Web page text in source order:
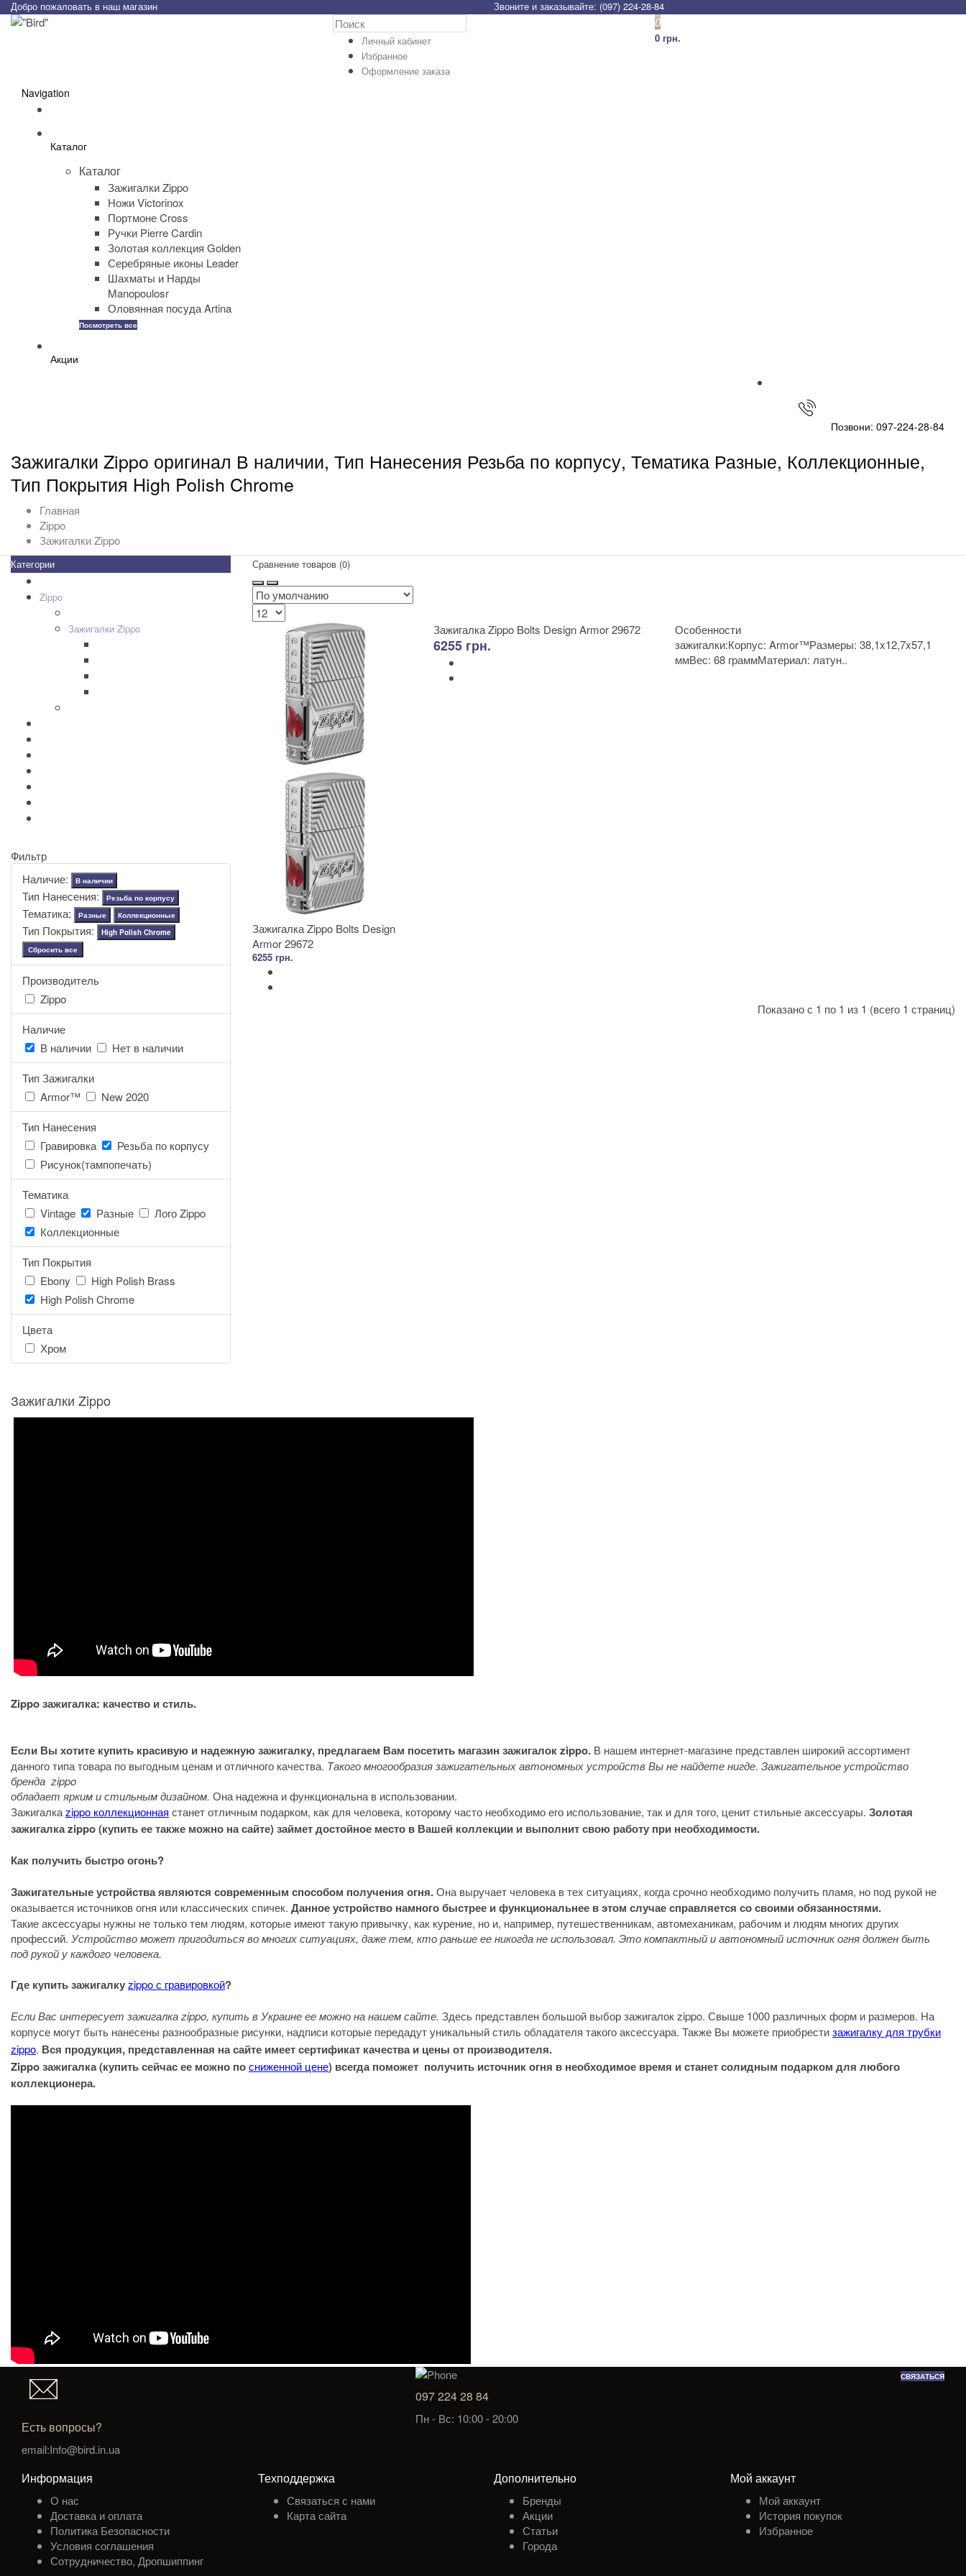
Добро пожаловать в наш магазин Звоните и заказывайте: (097) 224-28-84
Личный кабинет
Избранное
Оформление заказа
0
0 грн.
Navigation
Каталог
Каталог
Зажигалки Zippo
Ножи Victorinox
Портмоне Cross
Ручки Pierre Cardin
Золотая коллекция Golden
Серебряные иконы Leader
Шахматы и Нарды
Manopoulosr
Оловянная посуда Artina
Посмотреть все
Акции
Позвони: 097-224-28-84
Зажигалки Zippo оригинал В наличии, Тип Нанесения Резьба по корпусу, Тематика Разные, Коллекционные,
Тип Покрытия High Polish Chrome
Главная
Zippo
Зажигалки Zippo
Категории
Zippo
Зажигалки Zippo
Фильтр
Наличие:
В наличии
Тип Нанесения: Резьба по корпусу
Тематика: Разные Коллекционные
Тип Покрытия:
High Polish Chrome
Сбросить все
Производитель
Zippo
Наличие
В наличии
Нет в наличии
Тип Зажигалки
Armor™
New 2020
Тип Нанесения
Гравировка
Резьба по корпусу
Рисунок(тампопечать)
Тематика
Vintage
Разные
Лого Zippo
Коллекционные
Тип Покрытия
Ebony
High Polish Brass
High Polish Chrome
Цвета
Хром
Сравнение товаров (0)
Зажигалка Zippo Bolts Design Armor 29672
6255 грн.
Особенности
зажигалки:Корпус: Armor™Размеры: 38,1x12,7x57,1
ммВес: 68 граммМатериал: латун..
Зажигалка Zippo Bolts Design
Armor 29672
6255 грн.
Показано с 1 по 1 из 1 (всего 1 страниц)
Зажигалки Zippo
Zippo зажигалка: качество и стиль.
Если Вы хотите купить красивую и надежную зажигалку, предлагаем Вам посетить магазин зажигалок zippo. В нашем интернет-магазине представлен широкий ассортимент
данного типа товара по выгодным ценам и отличного качества. Такого многообразия зажигательных автономных устройств Вы не найдете нигде. Зажигательное устройство
бренда zippo
обладает ярким и стильным дизайном. Она надежна и функциональна в использовании.
Зажигалкаzippo коллекционная станет отличным подарком, как для человека, которому часто необходимо его использование, так и для того, ценит стильные аксессуары. Золотая
зажигалка zippo (купить ее также можно на сайте) займет достойное место в Вашей коллекции и выполнит свою работу при необходимости.
Как получить быстро огонь?
Зажигательные устройства являются современным способом получения огня.Она выручает человека в тех ситуациях, когда срочно необходимо получить пламя, но под рукой не
оказывается источников огня или классических спичек. Данное устройство намного быстрее и функциональнее в этом случае справляется со своими обязанностями.
Такие аксессуары нужны не только тем людям, которые имеют такую привычку, как курение, но и, например, путешественникам, автомеханикам, рабочим и людям многих других
профессий. Устройство может пригодиться во многих ситуациях, даже тем, кто раньше ее никогда не использовал. Это компактный и автономный источник огня должен быть
под рукой у каждого человека.
Где купить зажигалкуzippo с гравировкой?
Если Вас интересует зажигалка zippo, купить в Украине ее можно на нашем сайте. Здесь представлен большой выбор зажигалок zippo. Свыше 1000 различных форм и размеров. На
корпусе могут быть нанесены разнообразные рисунки, надписи которые передадут уникальный стиль обладателя такого аксессуара. Также Вы можете приобрестизажигалку для трубки
zippo. Вся продукция, представленная на сайте имеет сертификат качества и цены от производителя.
Zippo зажигалка (купить сейчас ее можно посниженной цене) всегда поможет получить источник огня в необходимое время и станет солидным подарком для любого
коллекционера.
Есть вопросы?
email:Info@bird.in.ua
097 224 28 84
Пн - Вс: 10:00 - 20:00
СВЯЗАТЬСЯ
Информация
О нас
Доставка и оплата
Политика Безопасности
Условия соглашения
Сотрудничество, Дропшиппинг
Техподдержка
Связаться с нами
Карта сайта
Дополнительно
Бренды
Акции
Статьи
Города
Мой аккаунт
Мой аккаунт
История покупок
Избранное